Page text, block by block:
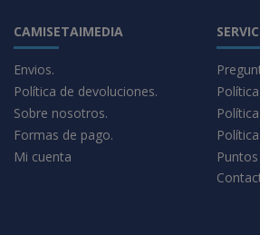
CAMISETAIMEDIA
Envios.
Política de devoluciones.
Sobre nosotros.
Formas de pago.
Mi cuenta